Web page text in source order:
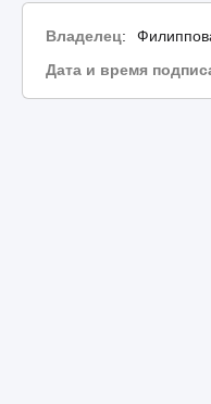
Владелец:
Дата и время